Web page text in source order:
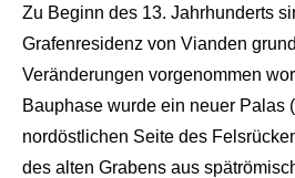
Zu Beginn des 13. Jahrhunderts
Grafenresidenz von Vianden
Veränderungen vorgenommen
Bauphase wurde ein neuer Palas
nordöstlichen Seite des
des alten Grabens aus